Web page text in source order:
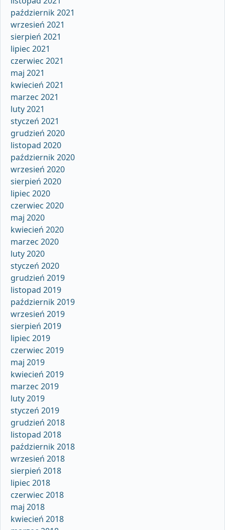
październik 2021
wrzesień 2021
sierpień 2021
lipiec 2021
czerwiec 2021
maj 2021
kwiecień 2021
marzec 2021
luty 2021
styczeń 2021
grudzień 2020
listopad 2020
październik 2020
wrzesień 2020
sierpień 2020
lipiec 2020
czerwiec 2020
maj 2020
kwiecień 2020
marzec 2020
luty 2020
styczeń 2020
grudzień 2019
listopad 2019
październik 2019
wrzesień 2019
sierpień 2019
lipiec 2019
czerwiec 2019
maj 2019
kwiecień 2019
marzec 2019
luty 2019
styczeń 2019
grudzień 2018
listopad 2018
październik 2018
wrzesień 2018
sierpień 2018
lipiec 2018
czerwiec 2018
maj 2018
kwiecień 2018